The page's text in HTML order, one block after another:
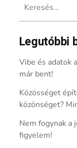
Legutóbbi
Vibe és adatok
már bent!
Közösséget
közönséget?
Nem fogynak a
figyelem!